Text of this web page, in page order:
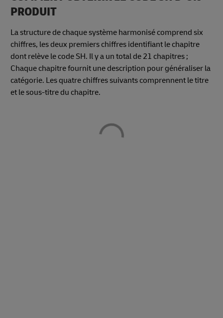
PRODUIT
La structure de chaque système harmonisé comprend six
chiffres, les deux premiers chiffres identifiant le chapitre
dont relève le code SH. Il y a un total de 21 chapitres ;
Chaque chapitre fournit une description pour généraliser la
catégorie. Les quatre chiffres suivants comprennent le titre
et le sous-titre du chapitre.